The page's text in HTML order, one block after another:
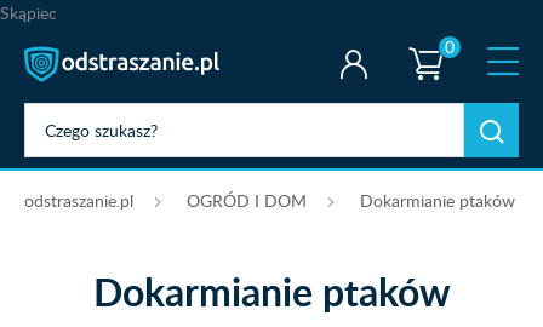
Skąpiec
0
odstraszanie.pl OGRÓD I DOM Dokarmianie ptaków
Dokarmianie ptaków